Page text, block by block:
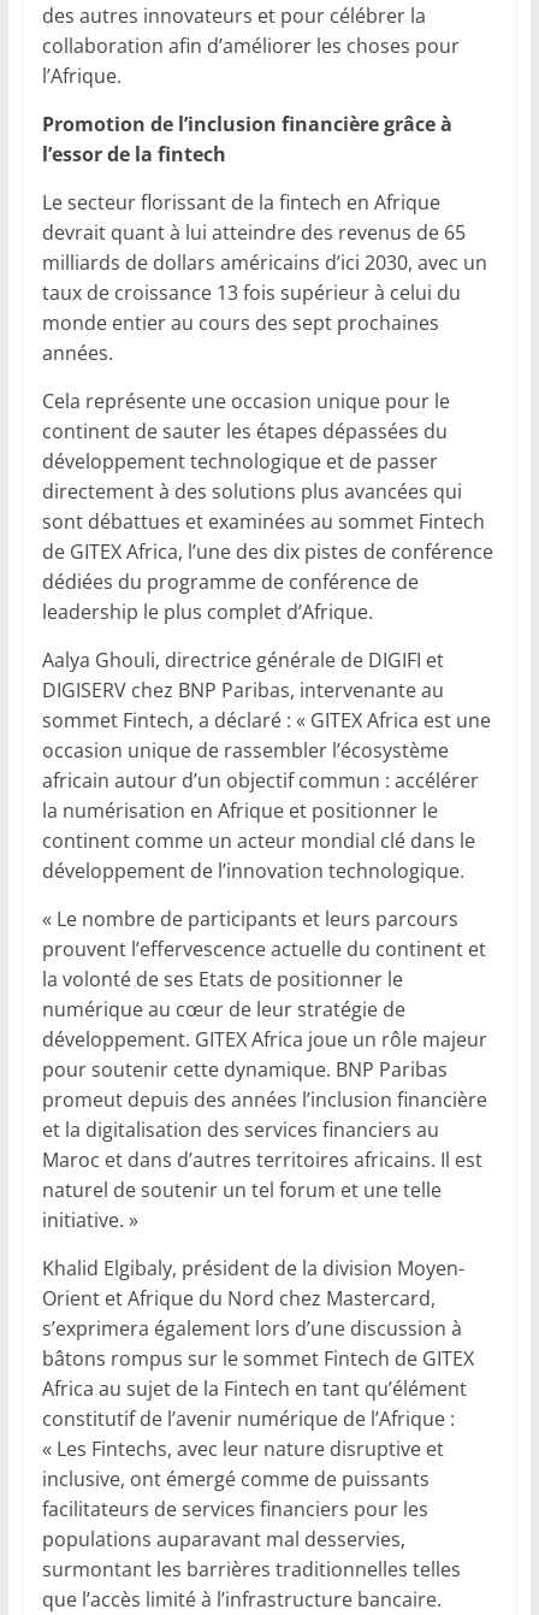
des autres innovateurs et pour célébrer la
collaboration afin d’améliorer les choses pour
l’Afrique.
Promotion de l’inclusion financière grâce à
l’essor de la fintech
Le secteur florissant de la fintech en Afrique
devrait quant à lui atteindre des revenus de 65
milliards de dollars américains d’ici 2030, avec un
taux de croissance 13 fois supérieur à celui du
monde entier au cours des sept prochaines
années.
Cela représente une occasion unique pour le
continent de sauter les étapes dépassées du
développement technologique et de passer
directement à des solutions plus avancées qui
sont débattues et examinées au sommet Fintech
de GITEX Africa, l’une des dix pistes de conférence
dédiées du programme de conférence de
leadership le plus complet d’Afrique.
Aalya Ghouli, directrice générale de DIGIFI et
DIGISERV chez BNP Paribas, intervenante au
sommet Fintech, a déclaré : « GITEX Africa est une
occasion unique de rassembler l’écosystème
africain autour d’un objectif commun : accélérer
la numérisation en Afrique et positionner le
continent comme un acteur mondial clé dans le
développement de l’innovation technologique.
« Le nombre de participants et leurs parcours
prouvent l’effervescence actuelle du continent et
la volonté de ses Etats de positionner le
numérique au cœur de leur stratégie de
développement. GITEX Africa joue un rôle majeur
pour soutenir cette dynamique. BNP Paribas
promeut depuis des années l’inclusion financière
et la digitalisation des services financiers au
Maroc et dans d’autres territoires africains. Il est
naturel de soutenir un tel forum et une telle
initiative. »
Khalid Elgibaly, président de la division Moyen-
Orient et Afrique du Nord chez Mastercard,
s’exprimera également lors d’une discussion à
bâtons rompus sur le sommet Fintech de GITEX
Africa au sujet de la Fintech en tant qu’élément
constitutif de l’avenir numérique de l’Afrique :
« Les Fintechs, avec leur nature disruptive et
inclusive, ont émergé comme de puissants
facilitateurs de services financiers pour les
populations auparavant mal desservies,
surmontant les barrières traditionnelles telles
que l’accès limité à l’infrastructure bancaire.